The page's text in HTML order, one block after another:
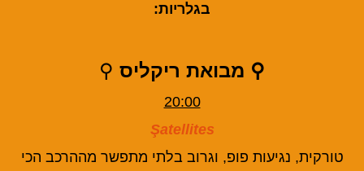
בגלריות:
⚲ מבואת ריקליס ⚲
20:00
Şatellites
טורקית, נגיעות פופ, וגרוב בלתי מתפשר מההרכב הכי